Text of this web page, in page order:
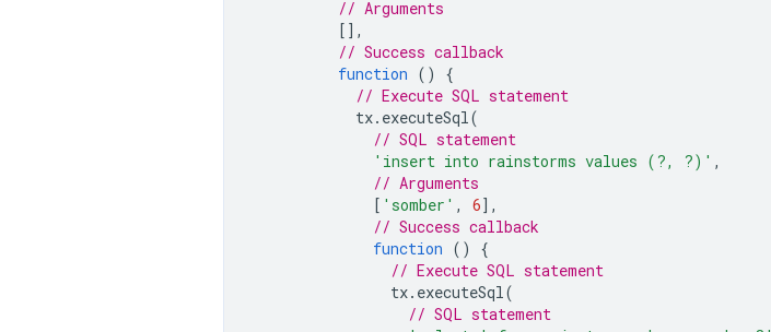
// Arguments
[],
// Success callback
function ()
{
// Execute SQL statement
tx. executeSql (
// SQL statement
'insert into rainstorms values (?, ?)' ,
// Arguments
[ 'somber' , 6],
// Success callback
function ()
{
// Execute SQL statement
tx. executeSql (
// SQL statement